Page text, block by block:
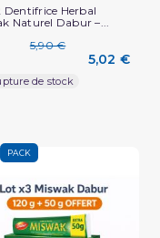
Dentifrice Herbal
Naturel Dabur –...
5,90 €
5,02 €
de stock
PACK